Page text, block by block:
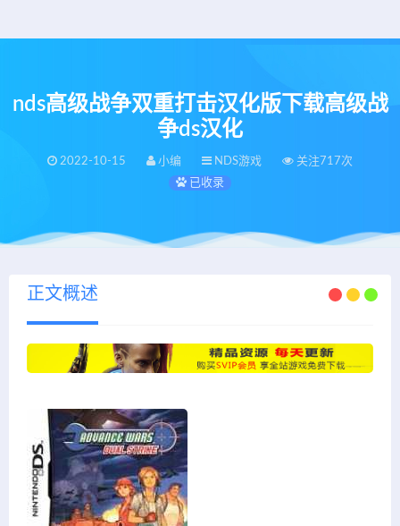
nds高级战争双重打击汉化版下载高级战
争ds汉化
2022-10-15 小编 NDS游戏
关注717次
已收录
正文概述